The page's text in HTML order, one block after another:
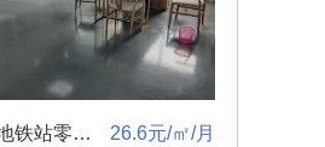
龙华元芬地铁站零距离电商产业园新出300㎡厂房1+1格局出租
26.6元/㎡/月